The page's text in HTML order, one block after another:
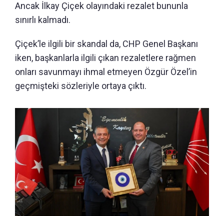
Ancak İlkay Çiçek olayındaki rezalet bununla
sınırlı kalmadı.
Çiçek’le ilgili bir skandal da, CHP Genel Başkanı
iken, başkanlarla ilgili çıkan rezaletlere rağmen
onları savunmayı ihmal etmeyen Özgür Özel’in
geçmişteki sözleriyle ortaya çıktı.